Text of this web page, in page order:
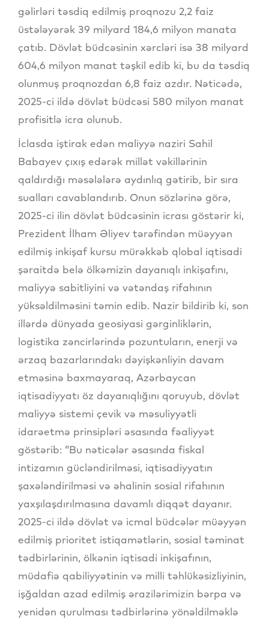
gəlirləri təsdiq edilmiş proqnozu 2,2 faiz
üstələyərək 39 milyard 184,6 milyon manata
çatıb. Dövlət büdcəsinin xərcləri isə 38 milyard
604,6 milyon manat təşkil edib ki, bu da təsdiq
olunmuş proqnozdan 6,8 faiz azdır. Nəticədə,
2025-ci ildə dövlət büdcəsi 580 milyon manat
profisitlə icra olunub.
İclasda iştirak edən maliyyə naziri Sahil
Babayev çıxış edərək millət vəkillərinin
qaldırdığı məsələlərə aydınlıq gətirib, bir sıra
sualları cavablandırıb. Onun sözlərinə görə,
2025-ci ilin dövlət büdcəsinin icrası göstərir ki,
Prezident İlham Əliyev tərəfindən müəyyən
edilmiş inkişaf kursu mürəkkəb qlobal iqtisadi
şəraitdə belə ölkəmizin dayanıqlı inkişafını,
maliyyə sabitliyini və vətəndaş rifahının
yüksəldilməsini təmin edib. Nazir bildirib ki, son
illərdə dünyada geosiyasi gərginliklərin,
logistika zəncirlərində pozuntuların, enerji və
ərzaq bazarlarındakı dəyişkənliyin davam
etməsinə baxmayaraq, Azərbaycan
iqtisadiyyatı öz dayanıqlığını qoruyub, dövlət
maliyyə sistemi çevik və məsuliyyətli
idarəetmə prinsipləri əsasında fəaliyyət
göstərib: “Bu nəticələr əsasında fiskal
intizamın gücləndirilməsi, iqtisadiyyatın
şaxələndirilməsi və əhalinin sosial rifahının
yaxşılaşdırılmasına davamlı diqqət dayanır.
2025-ci ildə dövlət və icmal büdcələr müəyyən
edilmiş prioritet istiqamətlərin, sosial təminat
tədbirlərinin, ölkənin iqtisadi inkişafının,
müdafiə qabiliyyətinin və milli təhlükəsizliyinin,
işğaldan azad edilmiş ərazilərimizin bərpa və
yenidən qurulması tədbirlərinə yönəldilməklə